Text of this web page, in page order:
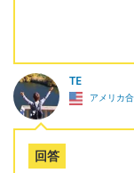
TE
アメリカ
回答